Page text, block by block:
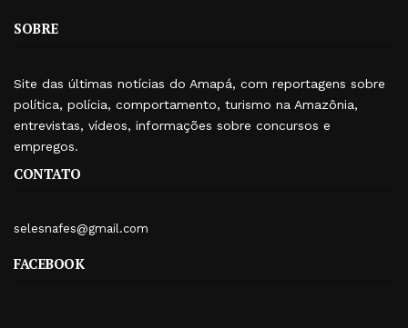
SOBRE
Site das últimas notícias do Amapá, com reportagens sobre
política, polícia, comportamento, turismo na Amazônia,
entrevistas, vídeos, informações sobre concursos e
empregos.
CONTATO
selesnafes@gmail.com
FACEBOOK